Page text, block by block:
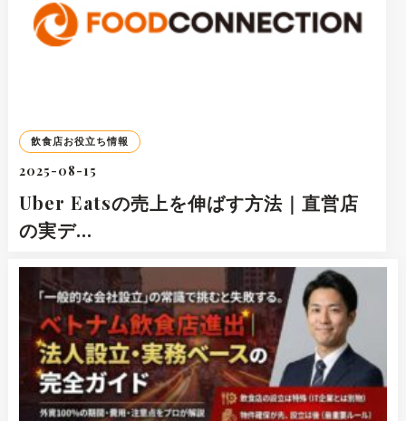
飲食店お役立ち情報
2025-08-15
Uber Eatsの売上を伸ばす方法｜直営店
の実デ…